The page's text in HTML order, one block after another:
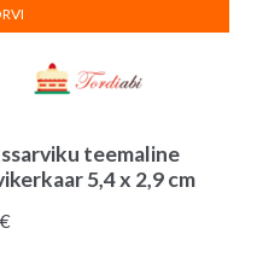
teemaline
5,4 x 2,9 cm
€